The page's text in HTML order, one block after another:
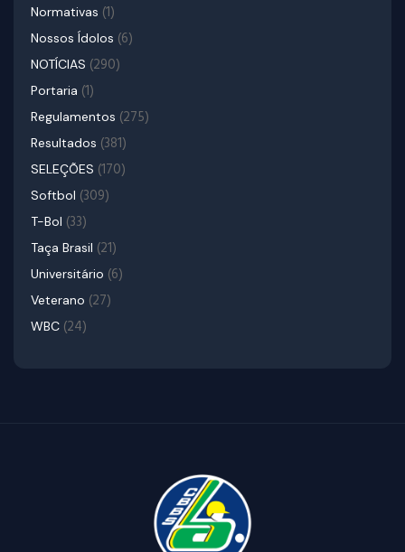
Normativas (1)
Nossos Ídolos (6)
NOTÍCIAS (290)
Portaria (1)
Regulamentos (275)
Resultados (381)
SELEÇÕES (170)
Softbol (309)
T-Bol (33)
Taça Brasil (21)
Universitário (6)
Veterano (27)
WBC (24)